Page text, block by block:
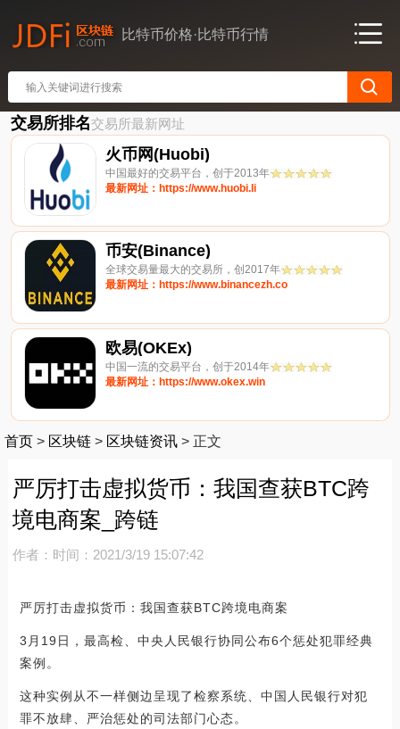
比特币价格·比特币行情
交易所排名交易所最新网址
火币网(Huobi)
中国最好的交易平台，创于2013年
最新网址：https://www.huobi.li
币安(Binance)
全球交易量最大的交易所，创2017年
最新网址：https://www.binancezh.co
欧易(OKEx)
中国一流的交易平台，创于2014年
最新网址：https://www.okex.win
首页 > 区块链 > 区块链资讯 > 正文
严厉打击虚拟货币：我国查获BTC跨
境电商案_跨链
作者： 时间：2021/3/19 15:07:42
严厉打击虚拟货币：我国查获BTC跨境电商案
3月19日，最高检、中央人民银行协同公布6个惩处犯罪经典
案例。
这种实例从不一样侧边呈现了检察系统、中国人民银行对犯
罪不放肆、严治惩处的司法部门心态。